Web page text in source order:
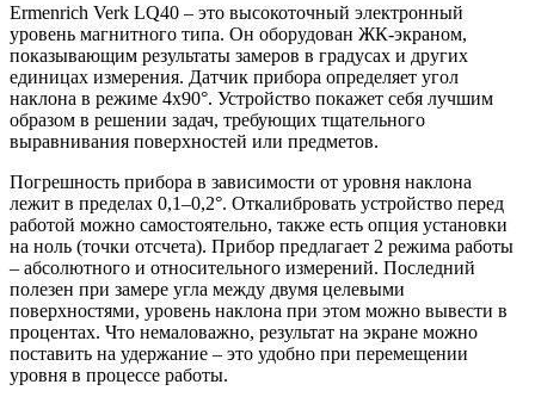
Ermenrich Verk LQ40 – это высокоточный электронный
уровень магнитного типа. Он оборудован ЖК-экраном,
показывающим результаты замеров в градусах и других
единицах измерения. Датчик прибора определяет угол
наклона в режиме 4x90°. Устройство покажет себя лучшим
образом в решении задач, требующих тщательного
выравнивания поверхностей или предметов.
Погрешность прибора в зависимости от уровня наклона
лежит в пределах 0,1–0,2°. Откалибровать устройство перед
работой можно самостоятельно, также есть опция установки
на ноль (точки отсчета). Прибор предлагает 2 режима работы
– абсолютного и относительного измерений. Последний
полезен при замере угла между двумя целевыми
поверхностями, уровень наклона при этом можно вывести в
процентах. Что немаловажно, результат на экране можно
поставить на удержание – это удобно при перемещении
уровня в процессе работы.